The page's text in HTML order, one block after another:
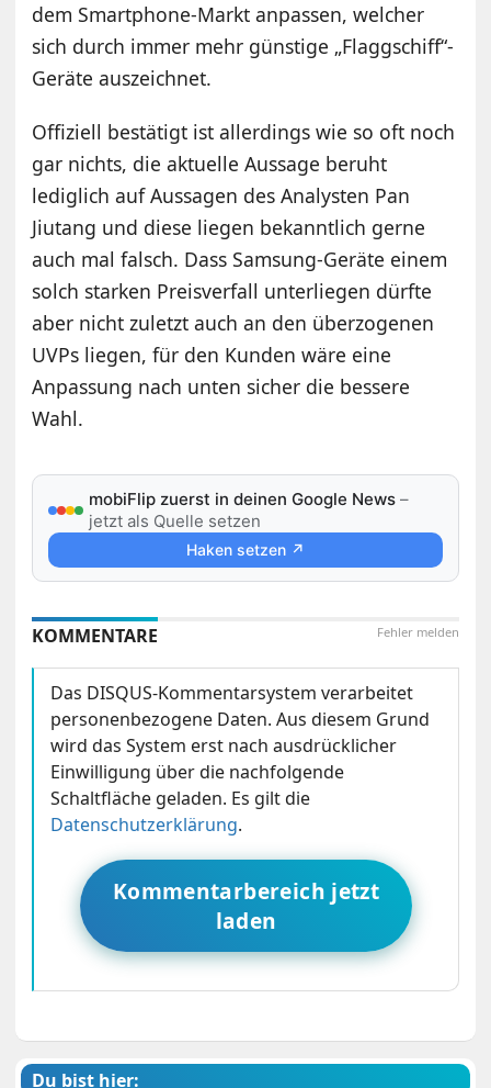
dem Smartphone-Markt anpassen, welcher
sich durch immer mehr günstige „Flaggschiff“-
Geräte auszeichnet.
Offiziell bestätigt ist allerdings wie so oft noch
gar nichts, die aktuelle Aussage beruht
lediglich auf Aussagen des Analysten Pan
Jiutang und diese liegen bekanntlich gerne
auch mal falsch. Dass Samsung-Geräte einem
solch starken Preisverfall unterliegen dürfte
aber nicht zuletzt auch an den überzogenen
UVPs liegen, für den Kunden wäre eine
Anpassung nach unten sicher die bessere
Wahl.
mobiFlip zuerst in deinen Google News –
jetzt als Quelle setzen
Haken setzen ↗
Fehler melden
KOMMENTARE
Das DISQUS-Kommentarsystem verarbeitet
personenbezogene Daten. Aus diesem Grund
wird das System erst nach ausdrücklicher
Einwilligung über die nachfolgende
Schaltfläche geladen. Es gilt die
Datenschutzerklärung.
Kommentarbereich jetzt
laden
Du bist hier: